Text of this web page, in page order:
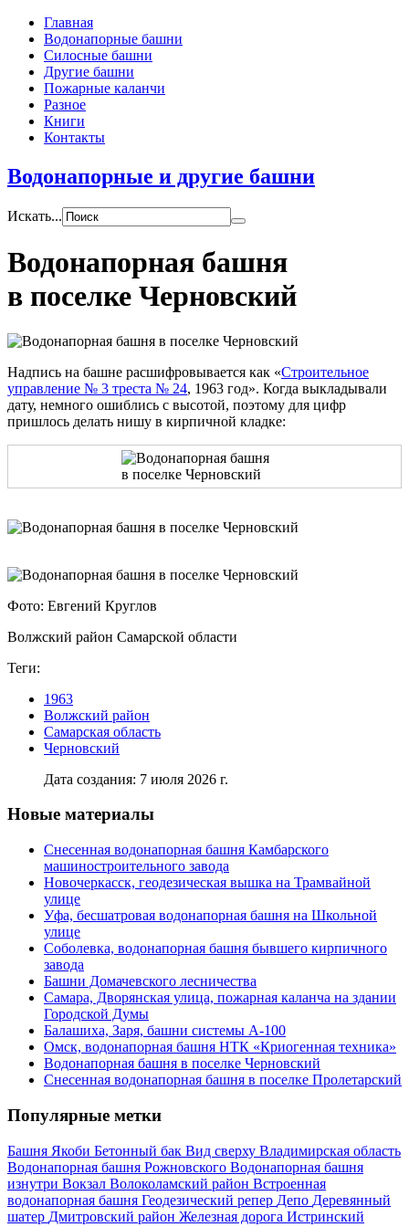
Главная
Водонапорные башни
Силосные башни
Другие башни
Пожарные каланчи
Разное
Книги
Контакты
Водонапорные и другие башни
Искать...
Водонапорная башня
в поселке Черновский
Надпись на башне расшифровывается как «Строительное
управление № 3 треста № 24, 1963 год». Когда выкладывали
дату, немного ошиблись с высотой, поэтому для цифр
пришлось делать нишу в кирпичной кладке:
Фото: Евгений Круглов
Волжский район Самарской области
Теги:
1963
Волжский район
Самарская область
Черновский
Дата создания: 7 июля 2026 г.
Новые материалы
Снесенная водонапорная башня Камбарского
машиностроительного завода
Новочеркасск, геодезическая вышка на Трамвайной
улице
Уфа, бесшатровая водонапорная башня на Школьной
улице
Соболевка, водонапорная башня бывшего кирпичного
завода
Башни Домачевского лесничества
Самара, Дворянская улица, пожарная каланча на здании
Городской Думы
Балашиха, Заря, башни системы А-100
Омск, водонапорная башня НТК «Криогенная техника»
Водонапорная башня в поселке Черновский
Снесенная водонапорная башня в поселке Пролетарский
Популярные метки
Башня Якоби Бетонный бак Вид сверху Владимирская область
Водонапорная башня Рожновского Водонапорная башня
изнутри Вокзал Волоколамский район Встроенная
водонапорная башня Геодезический репер Депо Деревянный
шатер Дмитровский район Железная дорога Истринский